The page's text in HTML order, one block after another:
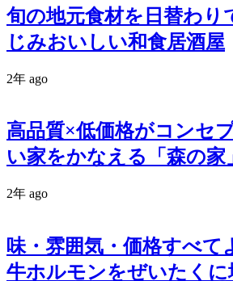
旬の地元食材を日替わり
じみおいしい和食居酒屋
2年 ago
高品質×低価格がコンセ
い家をかなえる「森の家
2年 ago
味・雰囲気・価格すべて
牛ホルモンをぜいたくに